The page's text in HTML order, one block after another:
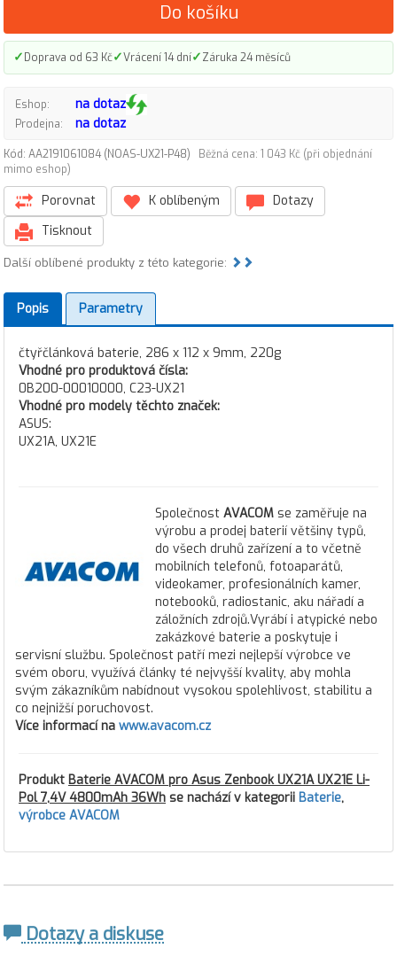
Do košíku
✓Doprava od 63 Kč✓Vrácení 14 dní✓Záruka 24 měsíců
Eshop: na dotaz
Prodejna: na dotaz
Kód: AA2191061084 (NOAS-UX21-P48)
Běžná cena: 1 043 Kč (při objednání
mimo eshop)
Porovnat K oblíbeným
Dotazy
Tisknout
Další oblíbené produkty z této kategorie:
Popis Parametry
čtyřčlánková baterie, 286 x 112 x 9mm, 220g
Vhodné pro produktová čísla:
0B200-00010000, C23-UX21
Vhodné pro modely těchto značek:
ASUS:
UX21A, UX21E
Společnost AVACOM se zaměřuje na
výrobu a prodej baterií většiny typů,
do všech druhů zařízení a to včetně
mobilních telefonů, fotoaparátů,
videokamer, profesionálních kamer,
notebooků, radiostanic, aku nářadí a
záložních zdrojů.Vyrábí i atypické nebo
zakázkové baterie a poskytuje i
servisní službu. Společnost patří mezi nejlepší výrobce ve
svém oboru, využívá články té nejvyšší kvality, aby mohla
svým zákazníkům nabídnout vysokou spolehlivost, stabilitu a
co nejnižší poruchovost.
Více informací na www.avacom.cz
Produkt Baterie AVACOM pro Asus Zenbook UX21A UX21E Li-
Pol 7,4V 4800mAh 36Wh se nachází v kategorii Baterie,
výrobce AVACOM
Dotazy a diskuse